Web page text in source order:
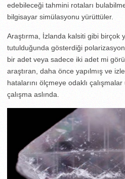
edebileceği tahmini rotaları
bilgisayar simülasyonu yürüttüler.
Araştırma, İzlanda kalsiti gibi birçok
tutulduğunda gösterdiği
bir adet veya sadece iki adet mi
araştıran, daha önce yapılmış ve
hatalarını ölçmeye odaklı
çalışma aslında.